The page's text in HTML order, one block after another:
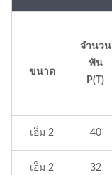
ขนาด
จำนวน
ฟัน
P(T)
เอ็ม 2 40
เอ็ม 2 32